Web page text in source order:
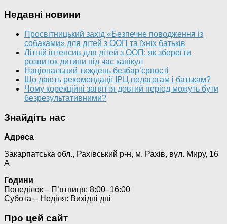
Недавні новини
Просвітницький захід «Безпечне поводження із
собаками» для дітей з ООП та їхніх батьків
Літній інтенсив для дітей з ООП: як зберегти
розвиток дитини під час канікул
Національний тиждень безбар’єрності
Що дають рекомендації ІРЦ педагогам і батькам?
Чому корекційні заняття довгий період можуть бути
безрезультативними?
Знайдіть нас
Адреса
Закарпатська обл., Рахівський р-н, м. Рахів, вул. Миру, 16
А
Години
Понеділок—П’ятниця: 8:00–16:00
Субота – Неділя: Вихідні дні
Про цей сайт